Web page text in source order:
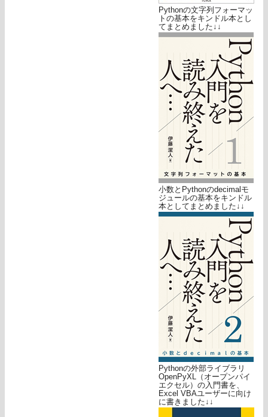
Pythonの文字列フォーマッ
トの基本をキンドル本とし
てまとめました↓↓
小数とPythonのdecimalモ
ジュールの基本をキンドル
本としてまとめました↓↓
Pythonの外部ライブラリ
OpenPyXL（オープンパイ
エクセル）の入門書を、
Excel VBAユーザーに向け
に書きました↓↓